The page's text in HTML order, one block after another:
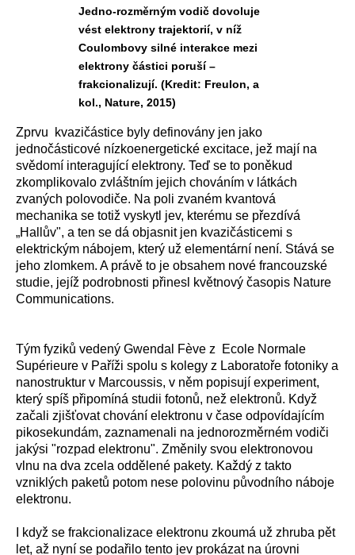
Jedno-rozměrným vodič dovoluje
vést elektrony trajektorií, v níž
Coulombovy silné interakce mezi
elektrony částici poruší –
frakcionalizují. (Kredit: Freulon, a
kol., Nature, 2015)
Zprvu kvazičástice byly definovány jen jako
jednočásticové nízkoenergetické excitace, jež mají na
svědomí interagující elektrony. Teď se to poněkud
zkomplikovalo zvláštním jejich chováním v látkách
zvaných polovodiče. Na poli zvaném kvantová
mechanika se totiž vyskytl jev, kterému se přezdívá
„Hallův", a ten se dá objasnit jen kvazičásticemi s
elektrickým nábojem, který už elementární není. Stává se
jeho zlomkem. A právě to je obsahem nové francouzské
studie, jejíž podrobnosti přinesl květnový časopis Nature
Communications.
Tým fyziků vedený Gwendal Fève z Ecole Normale
Supérieure v Paříži spolu s kolegy z Laboratoře fotoniky a
nanostruktur v Marcoussis, v něm popisují experiment,
který spíš připomíná studii fotonů, než elektronů. Když
začali zjišťovat chování elektronu v čase odpovídajícím
pikosekundám, zaznamenali na jednorozměrném vodiči
jakýsi "rozpad elektronu". Změnily svou elektronovou
vlnu na dva zcela oddělené pakety. Každý z takto
vzniklých paketů potom nese polovinu původního náboje
elektronu.
I když se frakcionalizace elektronu zkoumá už zhruba pět
let, až nyní se podařilo tento jev prokázat na úrovni